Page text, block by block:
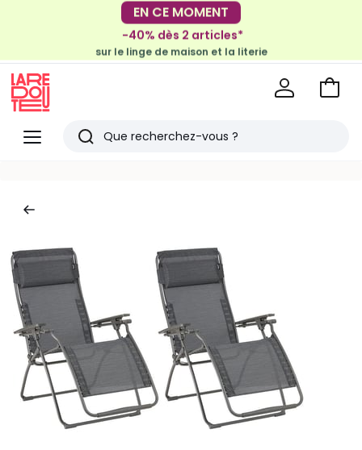
-30€ tous les 100€*
sur le meuble & la déco
-40% dès 2 articles*
sur le linge de maison et la literie
Menu
Redoute
Rechercher
Voir